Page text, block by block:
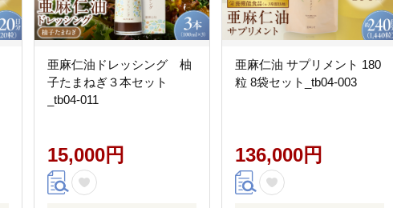
亜麻仁油ドレッシング 柚
子たまねぎ３本セット
_tb04-011
15,000円
亜麻仁油 サプリメント 180
粒 8袋セット_tb04-003
136,000円